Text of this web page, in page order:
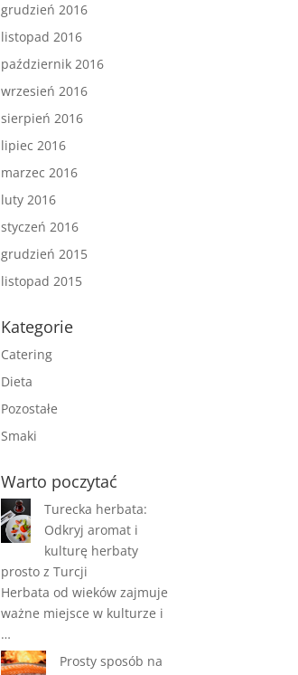
grudzień 2016
listopad 2016
październik 2016
wrzesień 2016
sierpień 2016
lipiec 2016
marzec 2016
luty 2016
styczeń 2016
grudzień 2015
listopad 2015
Kategorie
Catering
Dieta
Pozostałe
Smaki
Warto poczytać
Turecka herbata:
Odkryj aromat i
kulturę herbaty
prosto z Turcji
Herbata od wieków zajmuje
ważne miejsce w kulturze i
…
Prosty sposób na